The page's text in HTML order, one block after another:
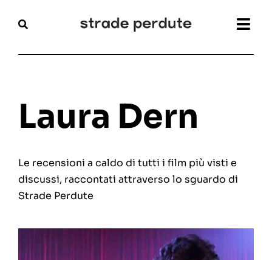
Magazine
Interviste
Laura Dern
Le recensioni a caldo di tutti i film più visti e
discussi, raccontati attraverso lo sguardo di
Strade Perdute